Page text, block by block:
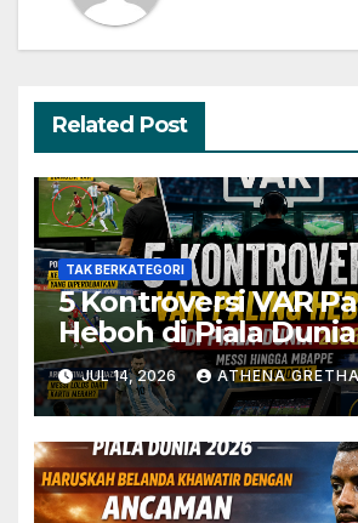
Related Post
TAK BERKATEGORI
5 Kontroversi VAR
Heboh di Piala
JUL 14, 2026 ATHENA